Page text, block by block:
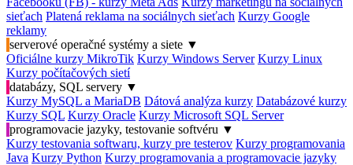
sieťach Platená reklama na sociálnych sieťach Kurzy Google
reklamy
serverové operačné systémy a siete ▼
Oficiálne kurzy MikroTik Kurzy Windows Server Kurzy Linux
Kurzy počítačových sietí
databázy, SQL servery ▼
Kurzy MySQL a MariaDB Dátová analýza kurzy Databázové kurzy
Kurzy SQL Kurzy Oracle Kurzy Microsoft SQL Server
programovacie jazyky, testovanie softvéru ▼
Kurzy testovania softwaru, kurzy pre testerov Kurzy programovania
Java Kurzy Python Kurzy programovania a programovacie jazyky